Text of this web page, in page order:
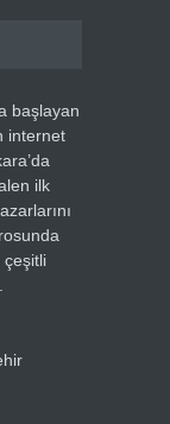
başlayan
internet
ilk
çeşitli